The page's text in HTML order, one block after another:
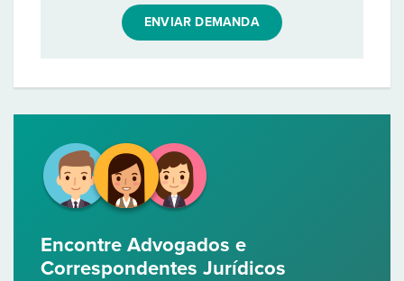
ENVIAR DEMANDA
Encontre Advogados e
Correspondentes Jurídicos